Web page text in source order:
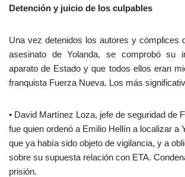
Detención y juicio de los culpables
Una vez detenidos los autores y cómplices
asesinato de Yolanda, se comprobó su
aparato de Estado y que todos ellos eran
franquista Fuerza Nueva. Los más
• David Martínez Loza, jefe de seguridad de
fue quien ordenó a Emilio Hellín a localizar a
que ya había sido objeto de vigilancia, y a
sobre su supuesta relación con ETA.
prisión.